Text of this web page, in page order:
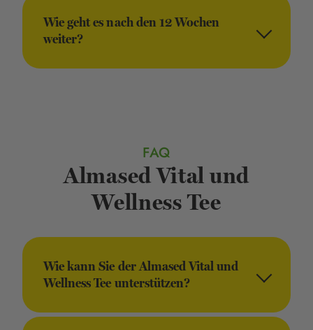
Wie geht es nach den 12 Wochen
weiter?
FAQ
Almased Vital und
Wellness Tee
Wie kann Sie der Almased Vital und
Wellness Tee unterstützen?